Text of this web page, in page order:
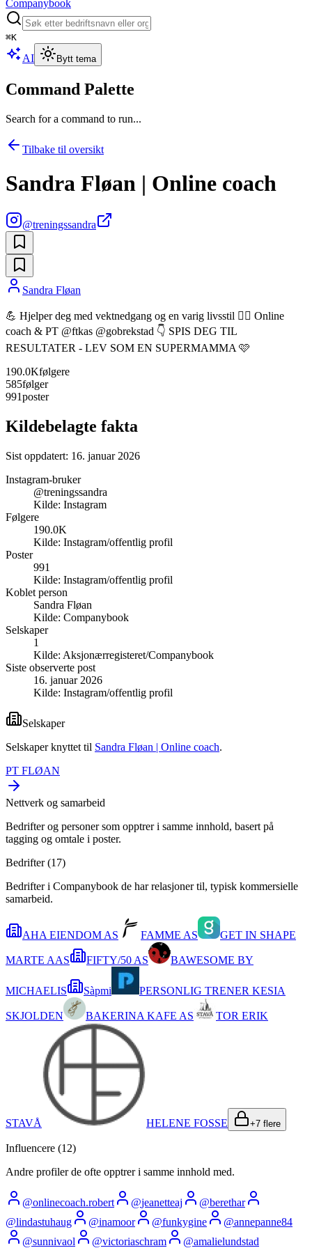
Companybook
⌘K
AI Bytt tema
Command Palette
Search for a command to run...
Tilbake til oversikt
Sandra Fløan | Online coach
@treningssandra
Sandra Fløan
💪 Hjelper deg med vektnedgang og en varig livsstil 🏋️‍♀️ Online
coach & PT @ftkas @gobrekstad 👇 SPIS DEG TIL
RESULTATER - LEV SOM EN SUPERMAMMA 🩷
190.0Kfølgere
585følger
991poster
Kildebelagte fakta
Sist oppdatert: 16. januar 2026
Instagram-bruker
@treningssandra
Kilde: Instagram
Følgere
190.0K
Kilde: Instagram/offentlig profil
Poster
991
Kilde: Instagram/offentlig profil
Koblet person
Sandra Fløan
Kilde: Companybook
Selskaper
1
Kilde: Aksjonærregisteret/Companybook
Siste observerte post
16. januar 2026
Kilde: Instagram/offentlig profil
Selskaper
Selskaper knyttet til Sandra Fløan | Online coach.
PT FLØAN
Nettverk og samarbeid
Bedrifter og personer som opptrer i samme innhold, basert på
tagging og omtale i poster.
Bedrifter (17)
Bedrifter i Companybook de har relasjoner til, typisk kommersielle
samarbeid.
AHA EIENDOM AS FAMME AS GET IN SHAPE
MARTE AAS FIFTY/50 AS BAWESOME BY
MICHAELIS Sàpmi PERSONLIG TRENER KESIA
SKJOLDEN BAKERINA KAFE AS TOR ERIK
STAVÅ HELENE FOSSE +7 flere
Influencere (12)
Andre profiler de ofte opptrer i samme innhold med.
@onlinecoach.robert @jeanetteaj @berethar
@lindastuhaug @inamoor @funkygine @annepanne84
@sunnivaol @victoriaschram @amalielundstad